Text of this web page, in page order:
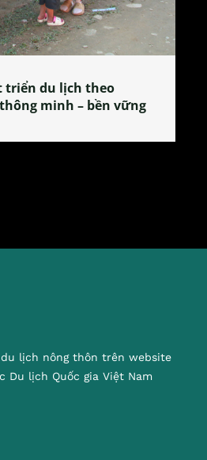
Phú Nhi – nơi lan
Đoài
lịch nông thôn trên website
Du lịch Quốc gia Việt Nam